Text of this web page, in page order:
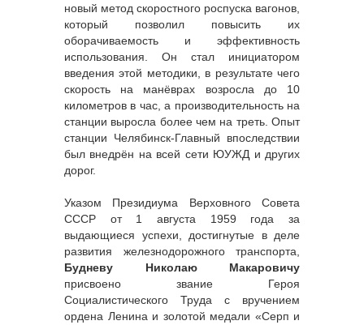
новый метод скоростного роспуска вагонов,
который позволил повысить их
оборачиваемость и эффективность
использования. Он стал инициатором
введения этой методики, в результате чего
скорость на манёврах возросла до 10
километров в час, а производительность на
станции выросла более чем на треть. Опыт
станции Челябинск-Главный впоследствии
был внедрён на всей сети ЮУЖД и других
дорог.
Указом Президиума Верховного Совета
СССР от 1 августа 1959 года за
выдающиеся успехи, достигнутые в деле
развития железнодорожного транспорта,
Будневу Николаю Макаровичу
присвоено звание Героя
Социалистического Труда с вручением
ордена Ленина и золотой медали «Серп и